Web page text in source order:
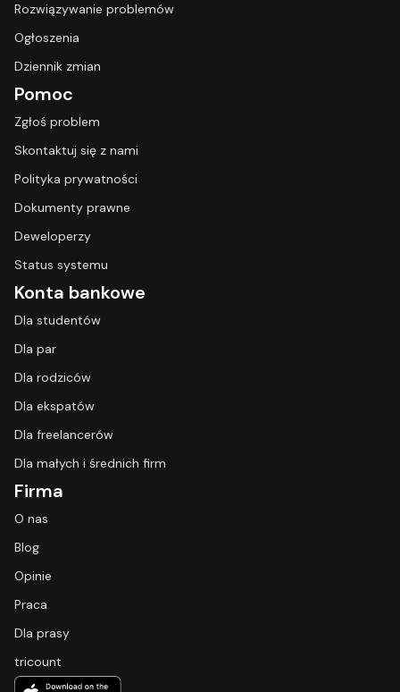
Rozwiązywanie problemów
Ogłoszenia
Dziennik zmian
Pomoc
Zgłoś problem
Skontaktuj się z nami
Polityka prywatności
Dokumenty prawne
Deweloperzy
Status systemu
Konta bankowe
Dla studentów
Dla par
Dla rodziców
Dla ekspatów
Dla freelancerów
Dla małych i średnich firm
Firma
O nas
Blog
Opinie
Praca
Dla prasy
tricount